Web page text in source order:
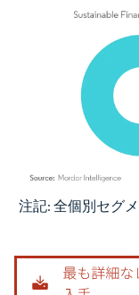
画像 © Mordor
注記: 全個別セグ